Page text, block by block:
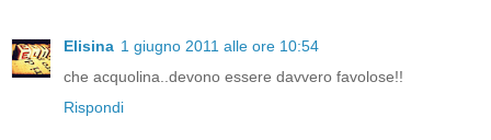
Elisina 1 giugno 2011 alle ore 10:54
che acquolina..devono essere davvero favolose!!
Rispondi